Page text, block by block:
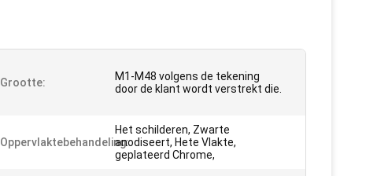
Grootte:
M1-M48 volgens de tekening
door de klant wordt verstrekt die.
Oppervlaktebehandeling:
Het schilderen, Zwarte
anodiseert, Hete Vlakte,
geplateerd Chrome,